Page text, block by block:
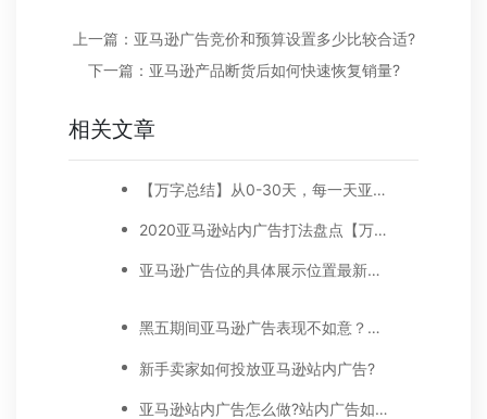
上一篇：亚马逊广告竞价和预算设置多少比较合适?
下一篇：亚马逊产品断货后如何快速恢复销量?
相关文章
【万字总结】从0-30天，每一天亚马逊广告打造技巧真实案例细节分享
2020亚马逊站内广告打法盘点【万字好文】
亚马逊广告位的具体展示位置最新调整，品牌推广、展示型推广、商品推广广告位详细位置示例
黑五期间亚马逊广告表现不如意？注意以下5点！
新手卖家如何投放亚马逊站内广告?
亚马逊站内广告怎么做?站内广告如何选词?